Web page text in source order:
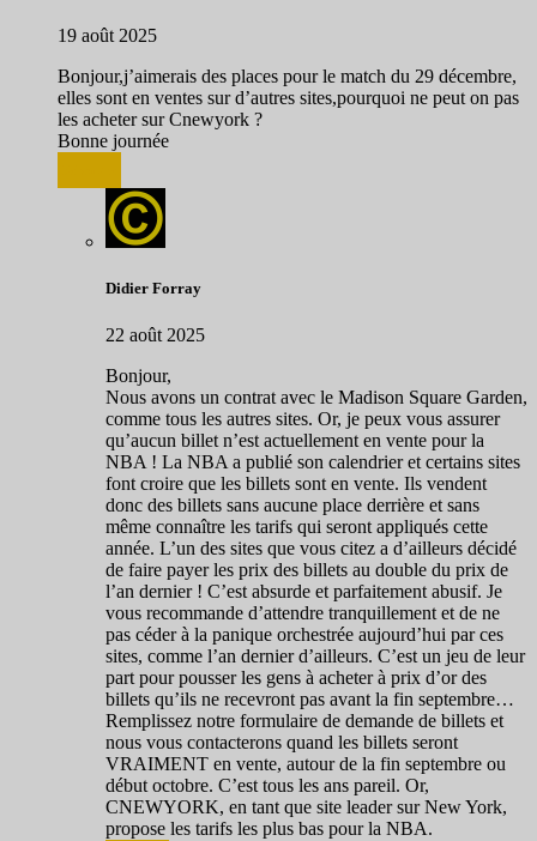
19 août 2025
Bonjour,j’aimerais des places pour le match du 29 décembre,
elles sont en ventes sur d’autres sites,pourquoi ne peut on pas
les acheter sur Cnewyork ?
Bonne journée
Didier Forray
22 août 2025
Bonjour,
Nous avons un contrat avec le Madison Square Garden,
comme tous les autres sites. Or, je peux vous assurer
qu’aucun billet n’est actuellement en vente pour la
NBA ! La NBA a publié son calendrier et certains sites
font croire que les billets sont en vente. Ils vendent
donc des billets sans aucune place derrière et sans
même connaître les tarifs qui seront appliqués cette
année. L’un des sites que vous citez a d’ailleurs décidé
de faire payer les prix des billets au double du prix de
l’an dernier ! C’est absurde et parfaitement abusif. Je
vous recommande d’attendre tranquillement et de ne
pas céder à la panique orchestrée aujourd’hui par ces
sites, comme l’an dernier d’ailleurs. C’est un jeu de leur
part pour pousser les gens à acheter à prix d’or des
billets qu’ils ne recevront pas avant la fin septembre…
Remplissez notre formulaire de demande de billets et
nous vous contacterons quand les billets seront
VRAIMENT en vente, autour de la fin septembre ou
début octobre. C’est tous les ans pareil. Or,
CNEWYORK, en tant que site leader sur New York,
propose les tarifs les plus bas pour la NBA.